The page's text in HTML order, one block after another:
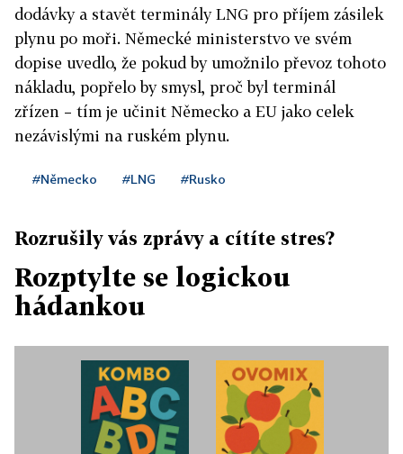
dodávky a stavět terminály LNG pro příjem zásilek
plynu po moři. Německé ministerstvo ve svém
dopise uvedlo, že pokud by umožnilo převoz tohoto
nákladu, popřelo by smysl, proč byl terminál
zřízen – tím je učinit Německo a EU jako celek
nezávislými na ruském plynu.
#Německo #LNG #Rusko
Rozrušily vás zprávy a cítíte stres?
Rozptylte se logickou
hádankou